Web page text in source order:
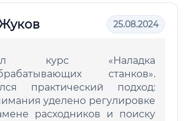
25.08.2024
курс «Наладка
станков».
практический подход:
уделено регулировке
расходников и поиску